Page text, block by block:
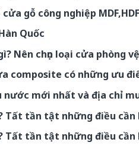
gỗ công nghiệp
Quốc
Nên chọn loại cửa phòng
composite có những ưu
nước mới nhất và địa chỉ
Tất tần tật những điều cần
Tất tần tật những điều cần